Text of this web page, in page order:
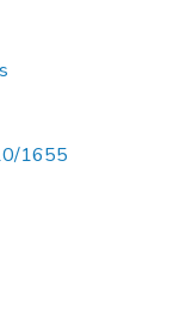
1655